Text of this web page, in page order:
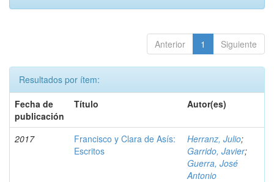
Anterior 1 Siguiente
Resultados por ítem:
Fecha de
publicación
Título Autor(es)
2017
Francisco y Clara de Asís:
Escritos
Herranz, Julio;
Garrido, Javier;
Guerra, José
Antonio